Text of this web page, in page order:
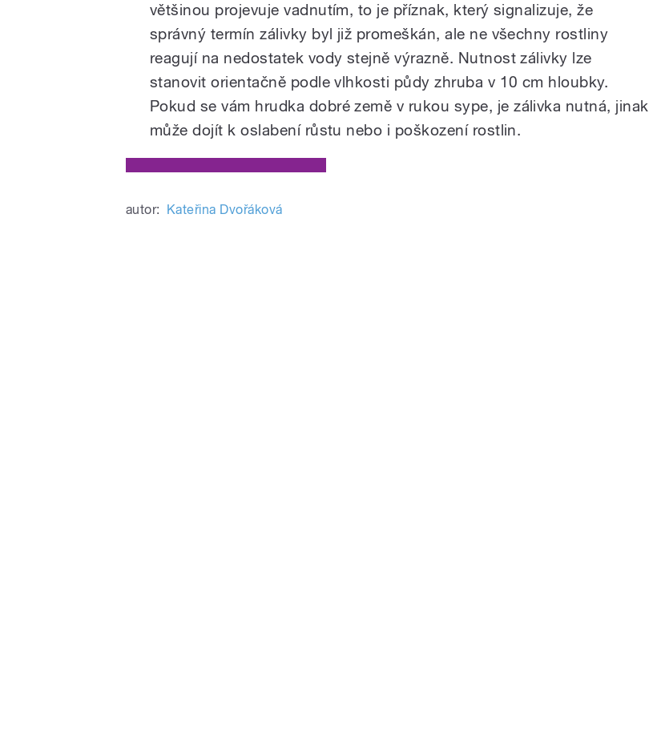
většinou projevuje vadnutím, to je příznak, který signalizuje, že
správný termín zálivky byl již promeškán, ale ne všechny rostliny
reagují na nedostatek vody stejně výrazně. Nutnost zálivky lze
stanovit orientačně podle vlhkosti půdy zhruba v 10 cm hloubky.
Pokud se vám hrudka dobré země v rukou sype, je zálivka nutná, jinak
může dojít k oslabení růstu nebo i poškození rostlin.
autor: Kateřina Dvořáková